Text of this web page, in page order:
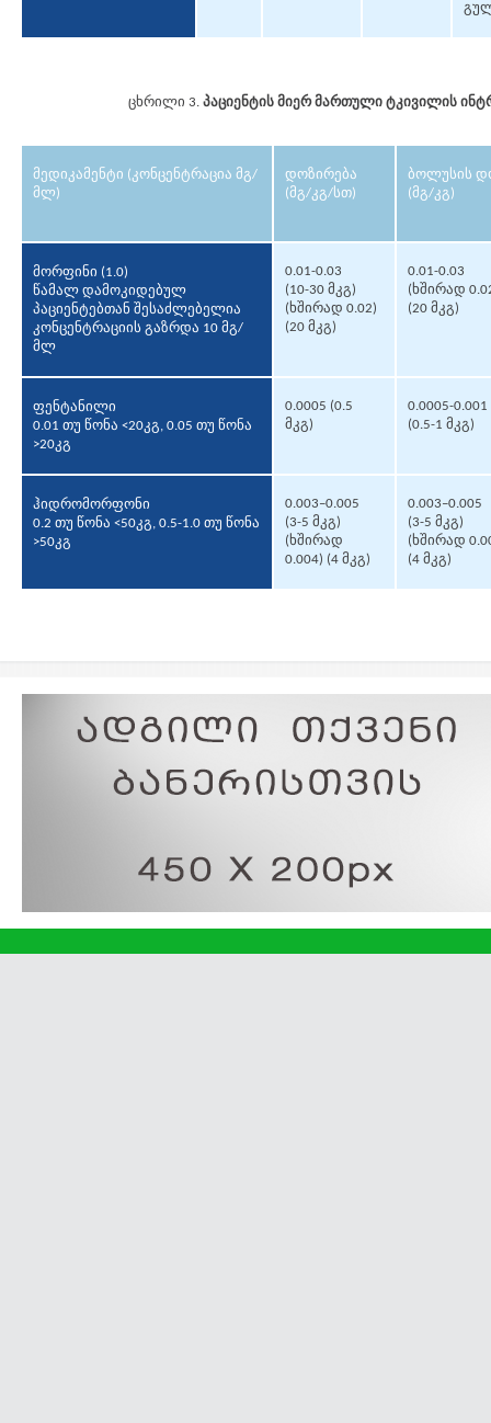
ცხრილი 3. პაციენტის მიერ მართული ტკივილის
მედიკამენტი (კონცენტრაცია მგ/
მლ)
დოზირება
(მგ/კგ/სთ)
ბოლუსის
(მგ/კგ)
მორფინი (1.0)
წამალ დამოკიდებულ
პაციენტებთან შესაძლებელია
კონცენტრაციის გაზრდა 10 მგ/
მლ
0.01-0.03
(10-30 მკგ)
(ხშირად 0.02)
(20 მკგ)
0.01-0.03
(ხშირად
(20 მკგ)
ფენტანილი
0.01 თუ წონა <20კგ, 0.05 თუ წონა
>20კგ
0.0005 (0.5
მკგ)
0.0005-0.001
(0.5-1 მკგ)
ჰიდრომორფონი
0.2 თუ წონა <50კგ, 0.5-1.0 თუ წონა
>50კგ
0.003–0.005
(3-5 მკგ)
(ხშირად
0.004) (4 მკგ)
0.003–0.005
(3-5 მკგ)
(ხშირად
(4 მკგ)